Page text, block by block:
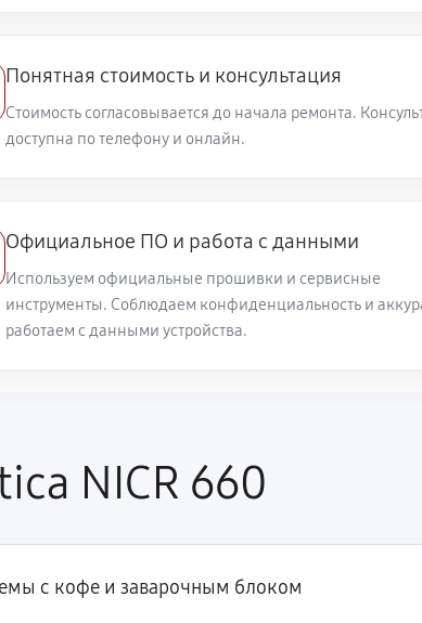
Понятная стоимость и консультация
Стоимость согласовывается до начала ремонта.
доступна по телефону и онлайн.
Официальное ПО и работа с данными
Используем официальные прошивки и сервисные
инструменты. Соблюдаем конфиденциальность и
работаем с данными устройства.
NICR 660
с кофе и заварочным блоком